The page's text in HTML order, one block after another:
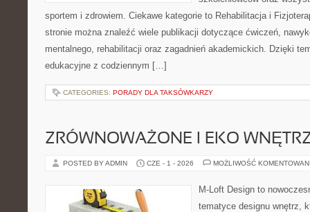
sportem i zdrowiem. Ciekawe kategorie to Rehabilitacja i
stronie można znaleźć wiele publikacji dotyczące ćwiczeń,
mentalnego, rehabilitacji oraz zagadnień akademickich. Dzięki
edukacyjne z codziennym […]
CATEGORIES: PORADY DLA TAKSÓWKARZY
ZRÓWNOWAŻONE I EKO
POSTED BY ADMIN CZE - 1 - 2026 MOŻLIWOŚĆ
M-Loft Design to
tematyce designu wnętrz,